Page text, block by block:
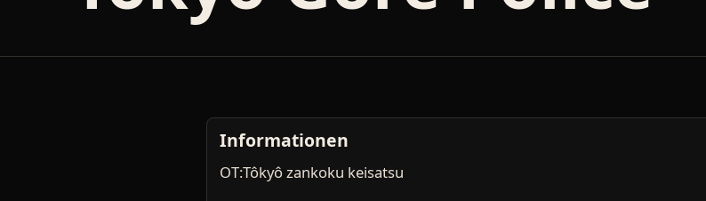
Informationen
OT:Tôkyô zankoku keisatsu